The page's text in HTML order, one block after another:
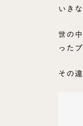
いき
世の
った
その